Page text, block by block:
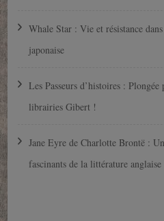
Whale Star : Vie et résistance
japonaise
Les Passeurs d’histoires : Plongée
librairies Gibert !
Jane Eyre de Charlotte Brontë :
fascinants de la littérature anglaise